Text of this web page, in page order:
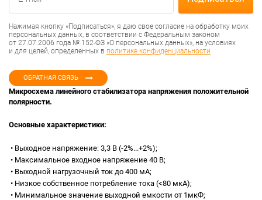
Микросхема линейного стабилизатора напряжения положительной
полярности.
Основные характеристики:
• Выходное напряжение: 3,3 В (-2%...+2%);
• Максимальное входное напряжение 40 В;
• Выходной нагрузочный ток до 400 мА;
• Низкое собственное потребление тока (<80 мкА);
• Минимальное значение выходной емкости от 1мкФ;
Нажимая кнопку «Подписаться», я даю свое согласие на обработку моих
персональных данных, в соответствии с Федеральным законом
от 27.07.2006 года № 152-ФЗ «О персональных данных», на условиях
и для целей, определенных в политике конфиденциальности
ОБРАТНАЯ СВЯЗЬ